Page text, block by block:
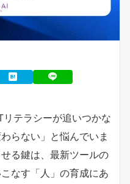
リテラシーが追いつかな
らない」と悩んでいま
る鍵は、最新ツールの
なす「人」の育成にあ